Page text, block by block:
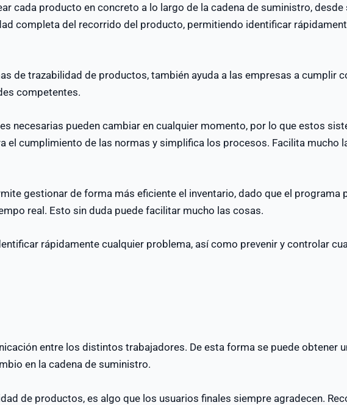
cada producto en concreto a lo largo de la cadena de suministro,
completa del recorrido del producto, permitiendo identificar
de trazabilidad de productos, también ayuda a las empresas a cumplir
competentes.
necesarias pueden cambiar en cualquier momento, por lo que estos
el cumplimiento de las normas y simplifica los procesos. Facilita mucho
gestionar de forma más eficiente el inventario, dado que el programa
real. Esto sin duda puede facilitar mucho las cosas.
rápidamente cualquier problema, así como prevenir y controlar
entre los distintos trabajadores. De esta forma se puede obtener
en la cadena de suministro.
de productos, es algo que los usuarios finales siempre agradecen.